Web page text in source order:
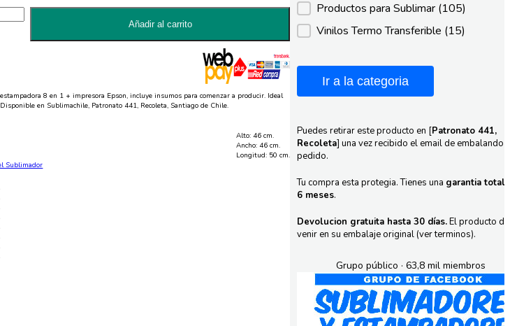
Añadir al carrito
8 en 1 + impresora Epson, incluye insumos para comenzar a producir. Ideal
en Sublimachile, Patronato 441, Recoleta, Santiago de Chile.
Alto: 46 cm.
Ancho: 46 cm.
Longitud: 50 cm.
Sublimador
Productos para Sublimar (105)
Vinilos Termo Transferible (15)
Ir a la categoria
Puedes retirar este producto en [Patronato 441,
Recoleta] una vez recibido el email de embalando
pedido.
Tu compra esta protegia. Tienes una garantia total
6 meses.
Devolucion gratuita hasta 30 días.El producto
venir en su embalaje original (ver terminos).
Grupo público · 63,8 mil miembros